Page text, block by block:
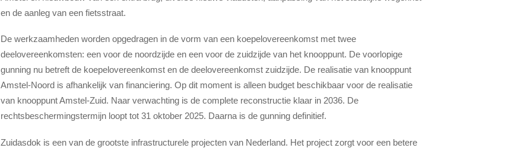
en de aanleg van een fietsstraat.
De werkzaamheden worden opgedragen in de vorm van een koepelovereenkomst met twee
deelovereenkomsten: een voor de noordzijde en een voor de zuidzijde van het knooppunt. De voorlopige
gunning nu betreft de koepelovereenkomst en de deelovereenkomst zuidzijde. De realisatie van knooppunt
Amstel-Noord is afhankelijk van financiering. Op dit moment is alleen budget beschikbaar voor de realisatie
van knooppunt Amstel-Zuid. Naar verwachting is de complete reconstructie klaar in 2036. De
rechtsbeschermingstermijn loopt tot 31 oktober 2025. Daarna is de gunning definitief.
Zuidasdok is een van de grootste infrastructurele projecten van Nederland. Het project zorgt voor een betere